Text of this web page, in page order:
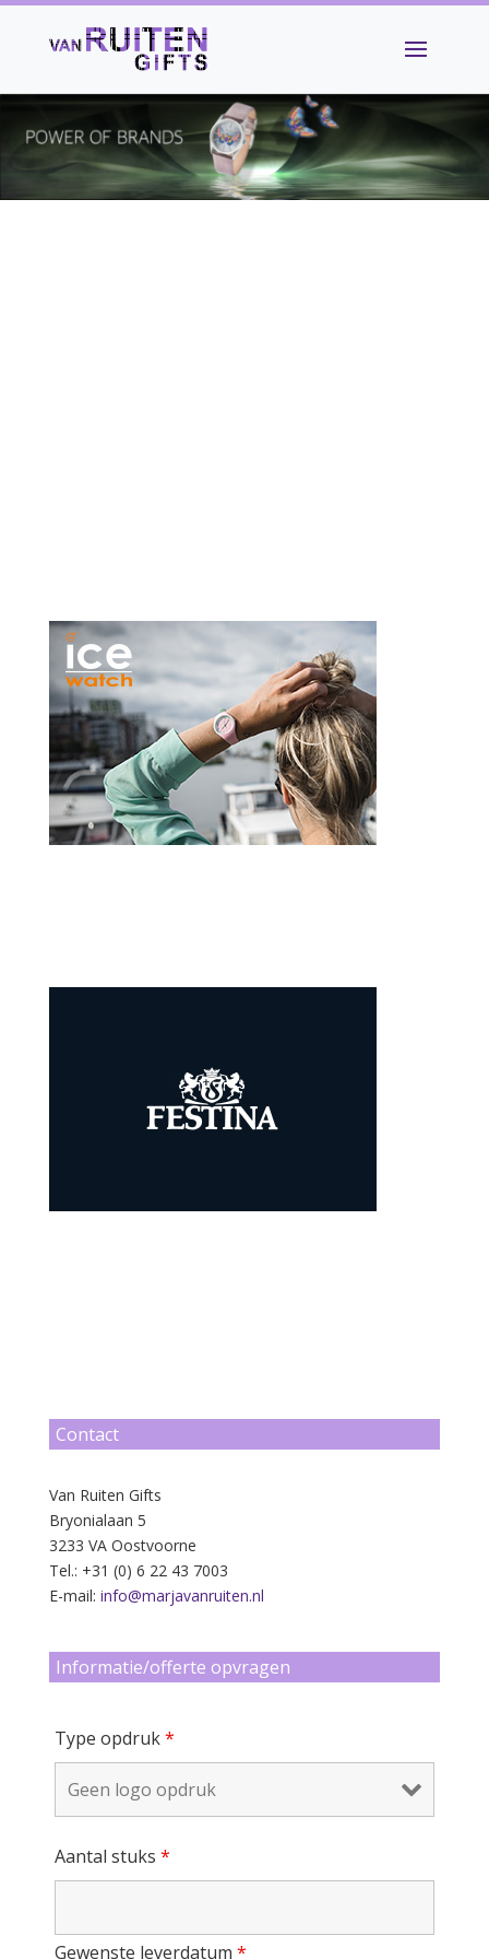
Contact
Van Ruiten Gifts
Bryonialaan 5
3233 VA Oostvoorne
Tel.: +31 (0) 6 22 43 7003
E-mail: info@marjavanruiten.nl
Informatie/offerte opvragen
Type opdruk*
Aantal stuks *
Gewenste leverdatum *